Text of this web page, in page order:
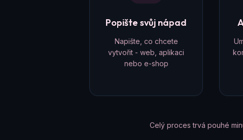
Popište svůj nápad
Napište, co chcete
vytvořit - web, aplikaci
nebo e-shop
Celý proces trvá pouhé